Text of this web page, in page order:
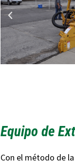
Equipo de
Con el método de